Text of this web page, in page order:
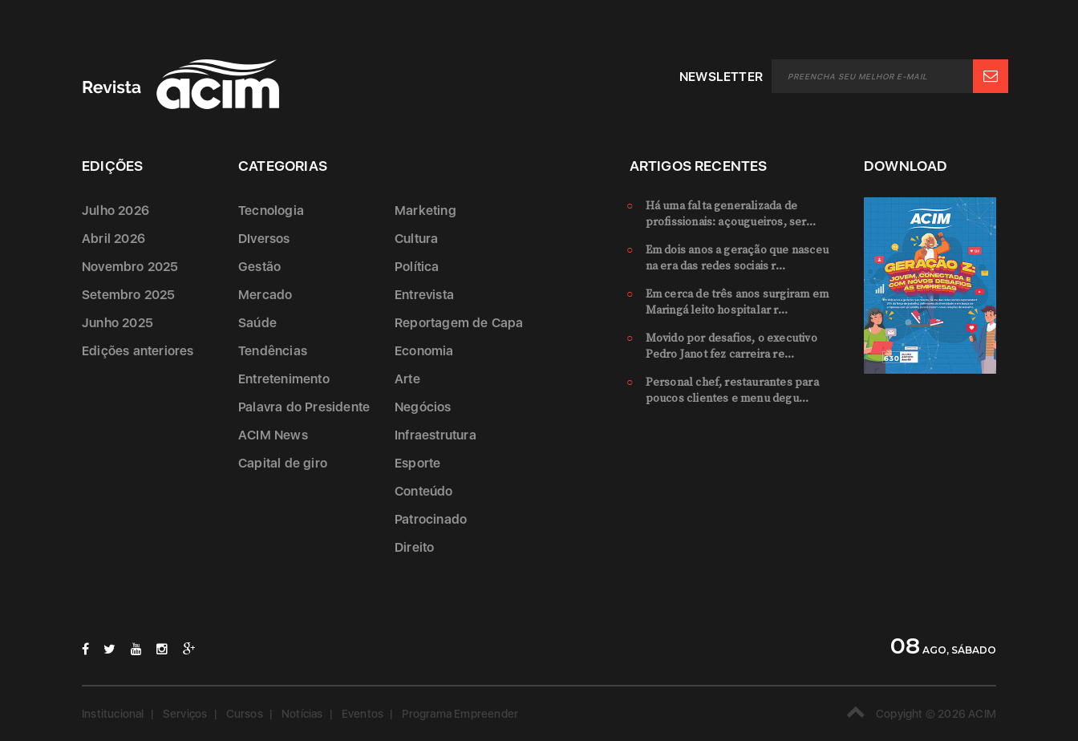
NEWSLETTER
EDIÇÕES
Julho 2026
Abril 2026
Novembro 2025
Setembro 2025
Junho 2025
Edições anteriores
CATEGORIAS
Tecnologia
DIversos
Gestão
Mercado
Saúde
Tendências
Entretenimento
Palavra do Presidente
ACIM News
Capital de giro
Marketing
Cultura
Política
Entrevista
Reportagem de Capa
Economia
Arte
Negócios
Infraestrutura
Esporte
Conteúdo
Patrocinado
Direito
ARTIGOS RECENTES
Há uma falta generalizada de
profissionais: açougueiros, ser...
Em dois anos a geração que nasceu
na era das redes sociais r...
Em cerca de três anos surgiram em
Maringá leito hospitalar r...
Movido por desafios, o executivo
Pedro Janot fez carreira re...
Personal chef, restaurantes para
poucos clientes e menu degu...
DOWNLOAD
08 AGO, SÁBADO
Institucional Serviços Cursos Notícias Eventos Programa Empreender Copyight © 2026 ACIM